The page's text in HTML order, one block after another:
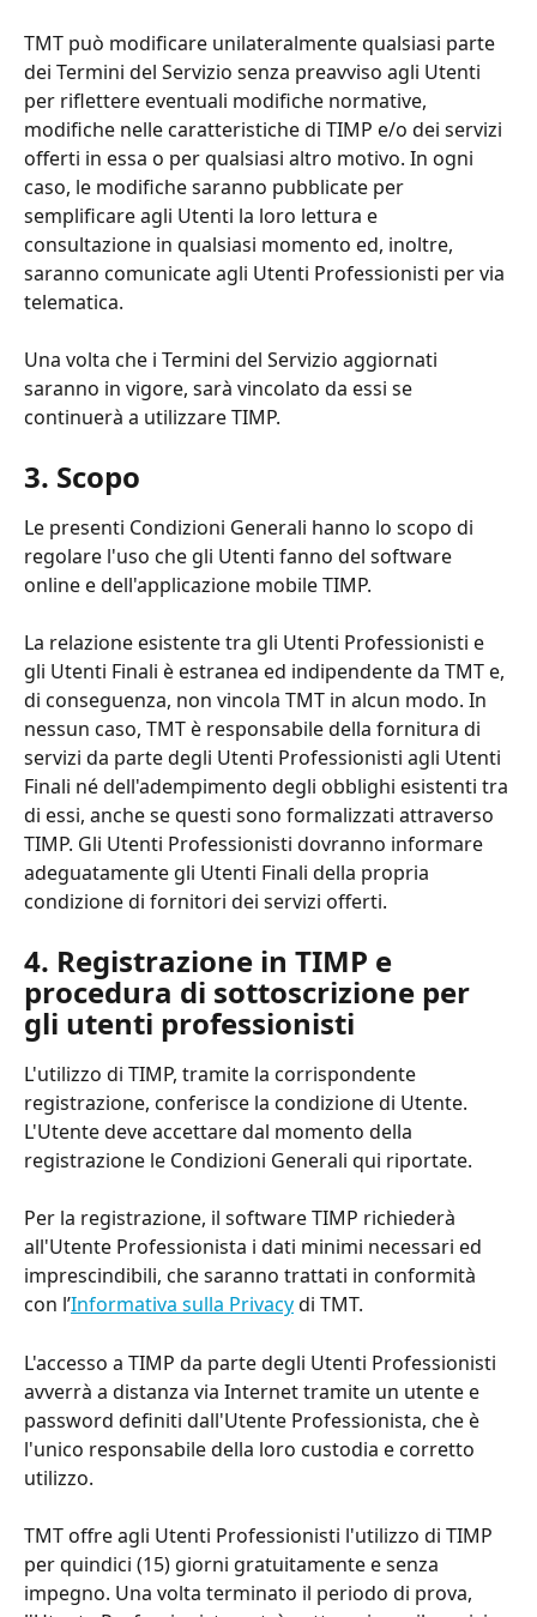
TMT può modificare unilateralmente qualsiasi parte
dei Termini del Servizio senza preavviso agli Utenti
per riflettere eventuali modifiche normative,
modifiche nelle caratteristiche di TIMP e/o dei servizi
offerti in essa o per qualsiasi altro motivo. In ogni
caso, le modifiche saranno pubblicate per
semplificare agli Utenti la loro lettura e
consultazione in qualsiasi momento ed, inoltre,
saranno comunicate agli Utenti Professionisti per via
telematica.
Una volta che i Termini del Servizio aggiornati
saranno in vigore, sarà vincolato da essi se
continuerà a utilizzare TIMP.
3. Scopo
Le presenti Condizioni Generali hanno lo scopo di
regolare l'uso che gli Utenti fanno del software
online e dell'applicazione mobile TIMP.
La relazione esistente tra gli Utenti Professionisti e
gli Utenti Finali è estranea ed indipendente da TMT e,
di conseguenza, non vincola TMT in alcun modo. In
nessun caso, TMT è responsabile della fornitura di
servizi da parte degli Utenti Professionisti agli Utenti
Finali né dell'adempimento degli obblighi esistenti tra
di essi, anche se questi sono formalizzati attraverso
TIMP. Gli Utenti Professionisti dovranno informare
adeguatamente gli Utenti Finali della propria
condizione di fornitori dei servizi offerti.
4. Registrazione in TIMP e
procedura di sottoscrizione per
gli utenti professionisti
L'utilizzo di TIMP, tramite la corrispondente
registrazione, conferisce la condizione di Utente.
L'Utente deve accettare dal momento della
registrazione le Condizioni Generali qui riportate.
Per la registrazione, il software TIMP richiederà
all'Utente Professionista i dati minimi necessari ed
imprescindibili, che saranno trattati in conformità
con l’Informativa sulla Privacy di TMT.
L'accesso a TIMP da parte degli Utenti Professionisti
avverrà a distanza via Internet tramite un utente e
password definiti dall'Utente Professionista, che è
l'unico responsabile della loro custodia e corretto
utilizzo.
TMT offre agli Utenti Professionisti l'utilizzo di TIMP
per quindici (15) giorni gratuitamente e senza
impegno. Una volta terminato il periodo di prova,